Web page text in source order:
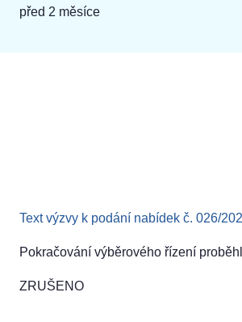
před 2 měsíce
Text výzvy k podání nabídek č. 026/
Pokračování výběrového řízení
ZRUŠENO